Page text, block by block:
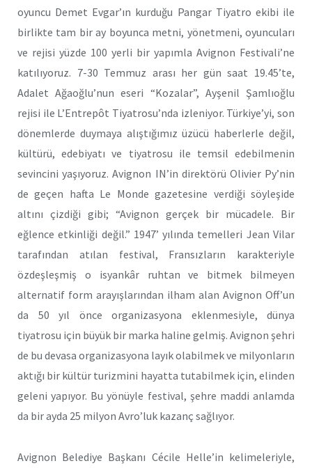
oyuncu Demet Evgar’ın kurduğu Pangar Tiyatro ekibi ile
birlikte tam bir ay boyunca metni, yönetmeni, oyuncuları
ve rejisi yüzde 100 yerli bir yapımla Avignon Festivali’ne
katılıyoruz. 7-30 Temmuz arası her gün saat 19.45’te,
Adalet Ağaoğlu’nun eseri “Kozalar”, Ayşenil Şamlıoğlu
rejisi ile L’Entrepôt Tiyatrosu’nda izleniyor. Türkiye’yi, son
dönemlerde duymaya alıştığımız üzücü haberlerle değil,
kültürü, edebiyatı ve tiyatrosu ile temsil edebilmenin
sevincini yaşıyoruz. Avignon IN’in direktörü Olivier Py’nin
de geçen hafta Le Monde gazetesine verdiği söyleşide
altını çizdiği gibi; “Avignon gerçek bir mücadele. Bir
eğlence etkinliği değil.” 1947’ yılında temelleri Jean Vilar
tarafından atılan festival, Fransızların karakteriyle
özdeşleşmiş o isyankâr ruhtan ve bitmek bilmeyen
alternatif form arayışlarından ilham alan Avignon Off’un
da 50 yıl önce organizasyona eklenmesiyle, dünya
tiyatrosu için büyük bir marka haline gelmiş. Avignon şehri
de bu devasa organizasyona layık olabilmek ve milyonların
aktığı bir kültür turizmini hayatta tutabilmek için, elinden
geleni yapıyor. Bu yönüyle festival, şehre maddi anlamda
da bir ayda 25 milyon Avro’luk kazanç sağlıyor.
Avignon Belediye Başkanı Cécile Helle’in kelimeleriyle,